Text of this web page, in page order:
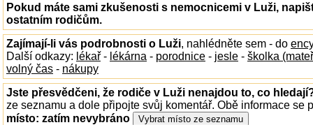
Pokud máte sami zkušenosti s nemocnicemi v Luži,
ostatním rodičům.
Zajímají-li vás podrobnosti o Luži, nahlédněte sem - do
Další odkazy: lékař - lékárna - porodnice - jesle - školka
volný čas - nákupy
Jste přesvědčeni, že rodiče v Luži nenajdou to, co
ze seznamu a dole připojte svůj komentář. Obě informace se
místo: zatím nevybráno